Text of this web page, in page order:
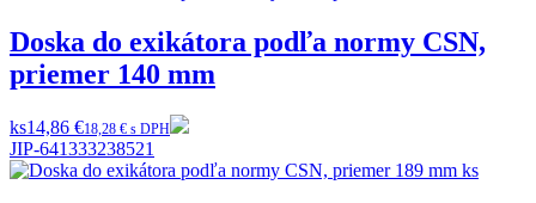
Doska do exikátora podľa normy CSN,
priemer 140 mm
ks14,86 €18,28 € s DPH
JIP-641333238521